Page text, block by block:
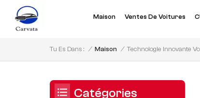
Maison Ventes De Voitures
Tu Es Dans : / Maison / Technologie Innovante
Catégories